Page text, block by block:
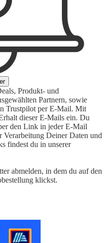
Produkt- und
Partnern, sowie
Trustpilot per E-Mail. Mit
dieser E-Mails ein. Du
den Link in jeder E-Mail
Deiner Daten und
findest du in unserer
abmelden, in dem du auf den
klickst.